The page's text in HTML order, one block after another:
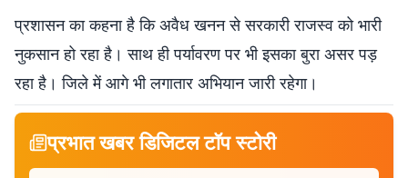
प्रशासन का कहना है कि अवैध खनन से सरकारी राजस्व को भारी
नुकसान हो रहा है। साथ ही पर्यावरण पर भी इसका बुरा असर पड़
रहा है। जिले में आगे भी लगातार अभियान जारी रहेगा।
प्रभात खबर डिजिटल टॉप स्टोरी